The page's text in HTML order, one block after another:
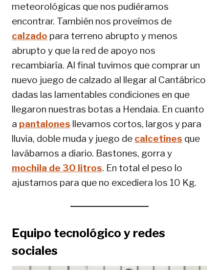
meteorológicas que nos pudiéramos
encontrar. También nos proveímos de
calzado para terreno abrupto y menos
abrupto y que la red de apoyo nos
recambiaría. Al final tuvimos que comprar un
nuevo juego de calzado al llegar al Cantábrico
dadas las lamentables condiciones en que
llegaron nuestras botas a Hendaia. En cuanto
a pantalones llevamos cortos, largos y para
lluvia, doble muda y juego de calcetines que
lavábamos a diario. Bastones, gorra y
mochila de 30 litros. En total el peso lo
ajustamos para que no excediera los 10 Kg.
Equipo tecnológico y redes
sociales